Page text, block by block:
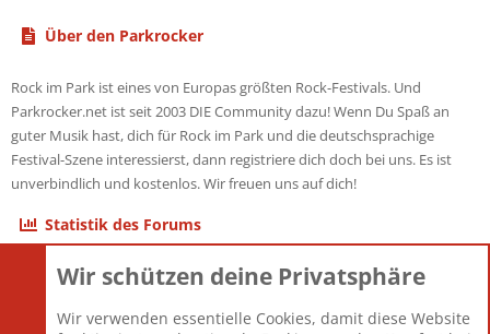
Über den Parkrocker
Rock im Park ist eines von Europas größten Rock-Festivals. Und
Parkrocker.net ist seit 2003 DIE Community dazu! Wenn Du Spaß an
guter Musik hast, dich für Rock im Park und die deutschsprachige
Festival-Szene interessierst, dann registriere dich doch bei uns. Es ist
unverbindlich und kostenlos. Wir freuen uns auf dich!
Statistik des Forums
Themen
Mitglieder
12.427
Wir schützen deine Privatsphäre
Wir verwenden essentielle Cookies, damit diese Website